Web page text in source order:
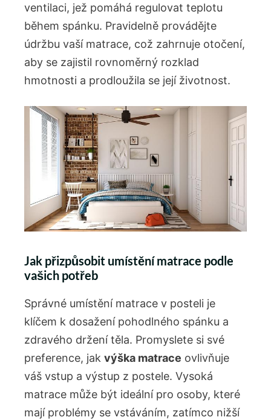
ventilaci, jež pomáhá regulovat teplotu
během spánku. Pravidelně provádějte
údržbu vaší matrace, což zahrnuje otočení,
aby se zajistil rovnoměrný rozklad
hmotnosti a prodloužila se její životnost.
Jak přizpůsobit umístění matrace podle
vašich potřeb
Správné umístění matrace v posteli je
klíčem k dosažení pohodlného spánku a
zdravého držení těla. Promyslete si své
preference, jak výška matrace ovlivňuje
váš vstup a výstup z postele. Vysoká
matrace může být ideální pro osoby, které
mají problémy se vstáváním, zatímco nižší